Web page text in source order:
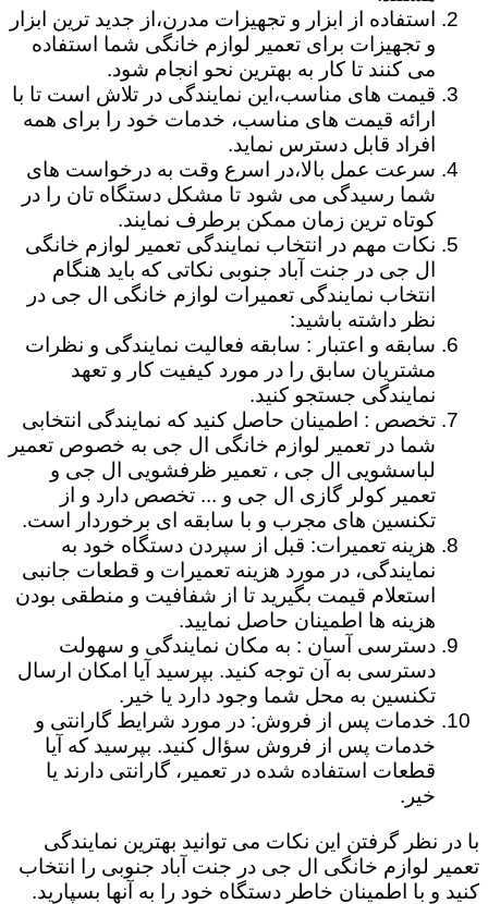
استفاده از ابزار و تجهیزات مدرن،از جدید ترین ابزار
و تجهیزات برای تعمیر لوازم خانگی شما استفاده
می کنند تا کار به بهترین نحو انجام شود.
قیمت های مناسب،این نمایندگی در تلاش است تا با
ارائه قیمت های مناسب، خدمات خود را برای همه
افراد قابل دسترس نماید.
سرعت عمل بالا،در اسرع وقت به درخواست های
شما رسیدگی می شود تا مشکل دستگاه تان را در
کوتاه ترین زمان ممکن برطرف نمایند.
نکات مهم در انتخاب نمایندگی تعمیر لوازم خانگی
ال جی در جنت آباد جنوبی نکاتی که باید هنگام
انتخاب نمایندگی تعمیرات لوازم خانگی ال جی در
نظر داشته باشید:
سابقه و اعتبار : سابقه فعالیت نمایندگی و نظرات
مشتریان سابق را در مورد کیفیت کار و تعهد
نمایندگی جستجو کنید.
تخصص : اطمینان حاصل کنید که نمایندگی انتخابی
شما در تعمیر لوازم خانگی ال جی به خصوص تعمیر
لباسشویی ال جی ، تعمیر ظرفشویی ال جی و
تعمیر کولر گازی ال جی و ... تخصص دارد و از
تکنسین های مجرب و با سابقه ای برخوردار است.
هزینه تعمیرات: قبل از سپردن دستگاه خود به
نمایندگی، در مورد هزینه تعمیرات و قطعات جانبی
استعلام قیمت بگیرید تا از شفافیت و منطقی بودن
هزینه ها اطمینان حاصل نمایید.
دسترسی آسان : به مکان نمایندگی و سهولت
دسترسی به آن توجه کنید. بپرسید آیا امکان ارسال
تکنسین به محل شما وجود دارد یا خیر.
خدمات پس از فروش: در مورد شرایط گارانتی و
خدمات پس از فروش سؤال کنید. بپرسید که آیا
قطعات استفاده شده در تعمیر، گارانتی دارند یا
خیر.
با در نظر گرفتن این نکات می توانید بهترین نمایندگی
تعمیر لوازم خانگی ال جی در جنت آباد جنوبی را انتخاب
کنید و با اطمینان خاطر دستگاه خود را به آنها بسپارید.